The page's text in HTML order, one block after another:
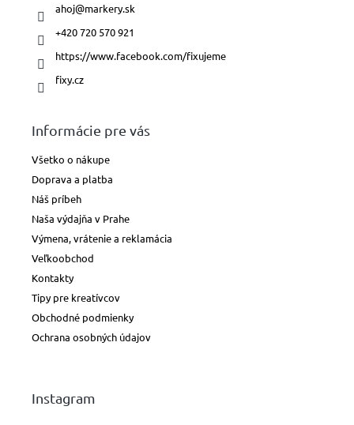
ahoj@markery.sk
+420 720 570 921
https://www.facebook.com/fixujeme
fixy.cz
Informácie pre vás
Všetko o nákupe
Doprava a platba
Náš príbeh
Naša výdajňa v Prahe
Výmena, vrátenie a reklamácia
Veľkoobchod
Kontakty
Tipy pre kreatívcov
Obchodné podmienky
Ochrana osobných údajov
Instagram